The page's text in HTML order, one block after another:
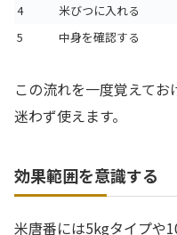
4
米びつに入れる
5
中身を確認する
この流れを一度覚えて
迷わず使えます。
効果範囲を意識する
米唐番には5kgタイプや